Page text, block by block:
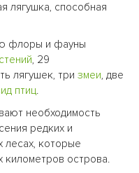
лягушка, способная
флоры и фауны
, 29
лягушек, три змеи, две
птиц.
необходимость
редких и
лесах, которые
острова.